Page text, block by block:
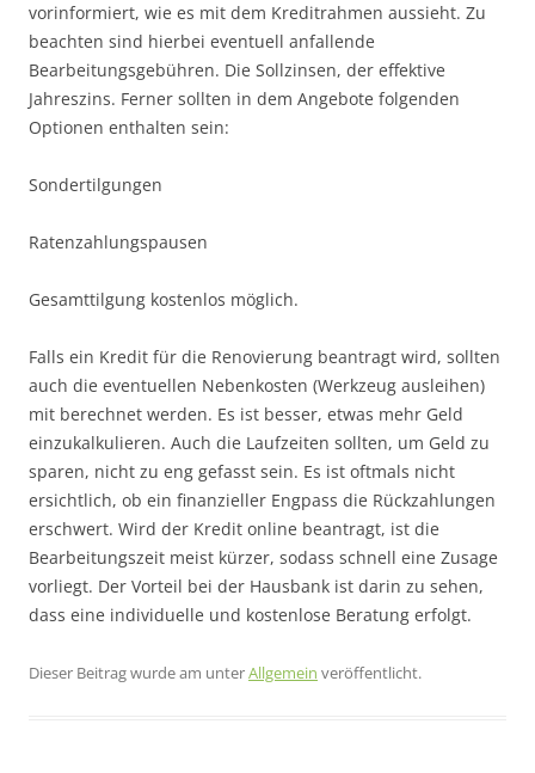
vorinformiert, wie es mit dem Kreditrahmen aussieht. Zu
beachten sind hierbei eventuell anfallende
Bearbeitungsgebühren. Die Sollzinsen, der effektive
Jahreszins. Ferner sollten in dem Angebote folgenden
Optionen enthalten sein:
Sondertilgungen
Ratenzahlungspausen
Gesamttilgung kostenlos möglich.
Falls ein Kredit für die Renovierung beantragt wird, sollten
auch die eventuellen Nebenkosten (Werkzeug ausleihen)
mit berechnet werden. Es ist besser, etwas mehr Geld
einzukalkulieren. Auch die Laufzeiten sollten, um Geld zu
sparen, nicht zu eng gefasst sein. Es ist oftmals nicht
ersichtlich, ob ein finanzieller Engpass die Rückzahlungen
erschwert. Wird der Kredit online beantragt, ist die
Bearbeitungszeit meist kürzer, sodass schnell eine Zusage
vorliegt. Der Vorteil bei der Hausbank ist darin zu sehen,
dass eine individuelle und kostenlose Beratung erfolgt.
Dieser Beitrag wurde am unterAllgemein veröffentlicht.